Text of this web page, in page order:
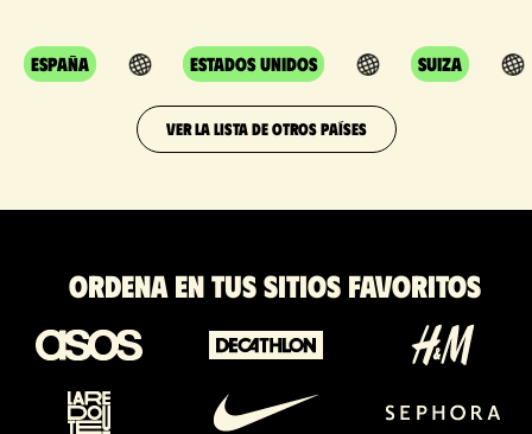
España Estados Unidos Suiza
VER LA LISTA DE OTROS PAÍSES
Ordena en tus sitios favoritos